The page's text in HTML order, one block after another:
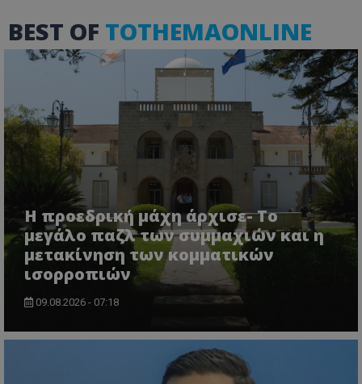
BEST OF TOTHEMAONLINE
Η προεδρική μάχη άρχισε- Το
μεγάλο παζλ των συμμαχιών και η
μετακίνηση των κομματικών
ισορροπιών
09.08.2026 - 07:18
Ονοματεπώνυμο
Προμηθευτής / Πεδίο
usprivacy
.lifenewscy.tothemaonline.com
ASP.NET_SessionId
Microsoft Corporation